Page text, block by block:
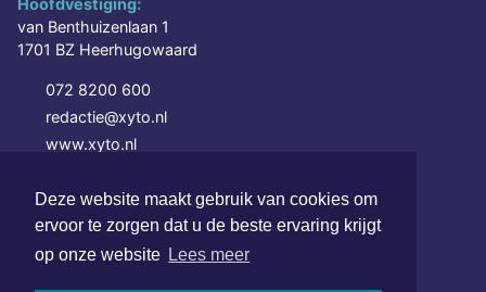
Deze website maakt gebruik van cookies om
ervoor te zorgen dat u de beste ervaring krijgt
op onze website Lees meer
Hoofdvestiging:
van Benthuizenlaan 1
1701 BZ Heerhugowaard
072 8200 600
redactie@xyto.nl
www.xyto.nl
NIEUWSBRIEF AANMELDEN